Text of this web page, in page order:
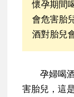
懷孕期間
會危害胎
酒對胎兒
孕婦喝酒
害胎兒，這